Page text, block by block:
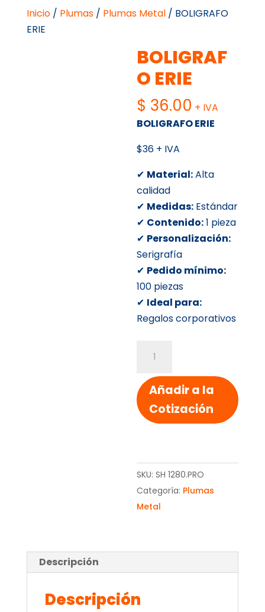
Inicio/ Plumas/ Plumas Metal/ BOLIGRAFO
ERIE
BOLIGRAF
O ERIE
$ 36.00 + IVA
BOLIGRAFO ERIE
$36 + IVA
✔ Material:Alta
calidad
✔ Medidas: Estándar
✔ Contenido:1 pieza
✔ Personalización:
Serigrafía
✔ Pedido mínimo:
100 piezas
✔ Ideal para:
Regalos corporativos
ERIE
cantidad
Añadir a la
Cotización
SKU:SH 1280.PRO
Categoría: Plumas
Metal
Descripción
Descripción